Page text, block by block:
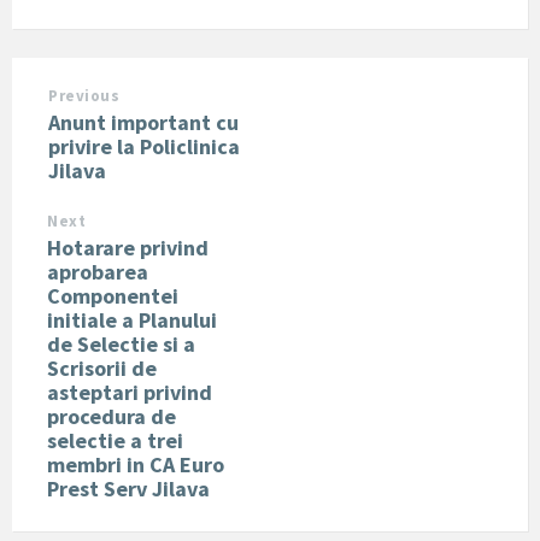
Previous
Anunt important cu
privire la Policlinica
Jilava
Next
Hotarare privind
aprobarea
Componentei
initiale a Planului
de Selectie si a
Scrisorii de
asteptari privind
procedura de
selectie a trei
membri in CA Euro
Prest Serv Jilava